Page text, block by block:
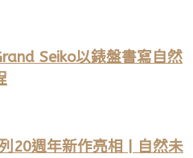
Seiko以錶盤書寫自然
20週年新作亮相 | 自然未